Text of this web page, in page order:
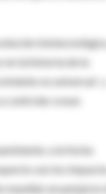
la historia de la
es universal- y
controlar a esas
a la fecha
son los
mundial, en perjuicio